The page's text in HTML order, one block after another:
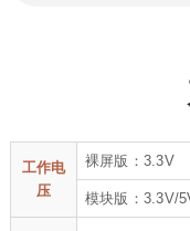
工作电
压
裸屏版：3.3V
模块版：3.3V/